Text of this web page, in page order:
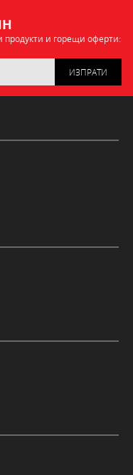
продукти и горещи оферти:
ИЗПРАТИ